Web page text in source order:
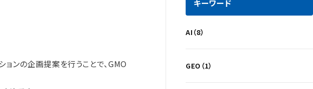
ンの企画提案を行うことで、GMO
キーワード
AI（8）
GEO（1）